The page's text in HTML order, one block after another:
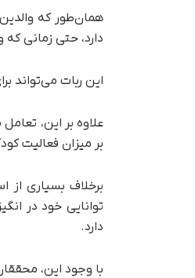
دارد، حتی زمانی که
این ربات می‌تواند
بر میزان فعالیت
توانایی خود در
دارد.